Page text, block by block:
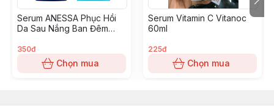
Serum ANESSA Phục Hồi
Da Sau Nắng Ban Đêm
350đ
Chọn mua
Serum Vitamin C Vitanoc
60ml
225đ
Chọn mua